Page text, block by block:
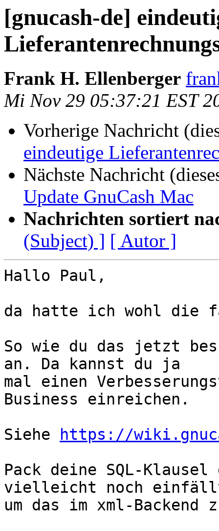
[gnucash-de]
Frank H. Ellenberger
Mi Nov 29 05:37:21 EST
Vorherige Nachricht
eindeutige
Nächste Nachricht
Update GnuCash Mac
Nachrichten sortiert
(Subject) ] [ Autor ]
Hallo Paul,
da hatte ich wohl
So wie du das jetzt
an. Da kannst du ja
mal einen
Business einreichen.
Siehe
https://
Pack deine SQL-
vielleicht noch
um das im xml-Backend